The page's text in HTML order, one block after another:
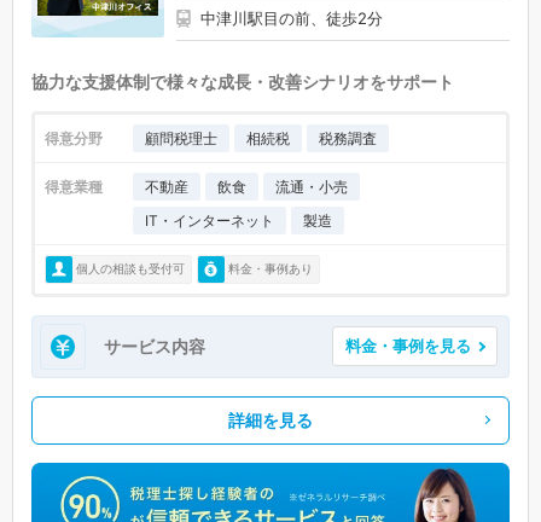
中津川駅目の前、徒歩2分
協力な支援体制で様々な成長・改善シナリオをサポート
得意分野 顧問税理士 相続税 税務調査
得意業種 不動産 飲食
流通・小売
IT・インターネット
製造
個人の相談も受付可 料金・事例あり
サービス内容 料金・事例を見る
詳細を見る